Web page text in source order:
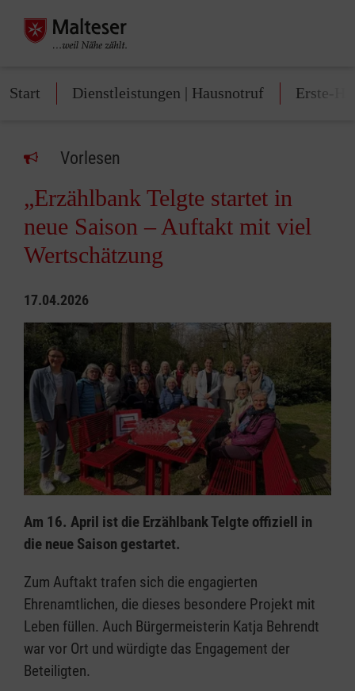
Start Dienstleistungen | Hausnotruf Erste-
Vorlesen
„Erzählbank Telgte startet in
neue Saison – Auftakt mit viel
Wertschätzung
17.04.2026
Am 16. April ist die Erzählbank Telgte offiziell in
die neue Saison gestartet.
Zum Auftakt trafen sich die engagierten
Ehrenamtlichen, die dieses besondere Projekt mit
Leben füllen. Auch Bürgermeisterin Katja Behrendt
war vor Ort und würdigte das Engagement der
Beteiligten.